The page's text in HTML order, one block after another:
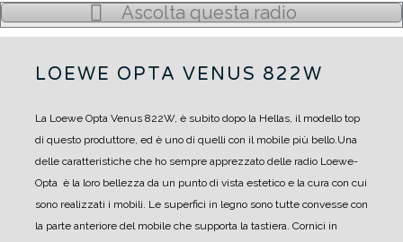
Ascolta questa radio
LOEWE OPTA VENUS 822W
La Loewe Opta Venus 822W, è subito dopo la Hellas, il modello top
di questo produttore, ed è uno di quelli con il mobile più bello.Una
delle caratteristiche che ho sempre apprezzato delle radio Loewe-
Opta è la loro bellezza da un punto di vista estetico e la cura con cui
sono realizzati i mobili. Le superfici in legno sono tutte convesse con
la parte anteriore del mobile che supporta la tastiera. Cornici in